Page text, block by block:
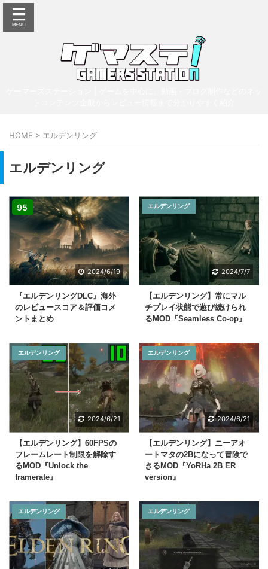
HOME > エルデンリング
エルデンリング
95
2024/6/19
『エルデンリングDLC』海外
のレビュースコア＆評価コメ
ントまとめ
エルデンリング
2024/7/7
【エルデンリング】常にマル
チプレイ状態で遊び続けられ
るMOD『Seamless Co-op』
エルデンリング
2024/6/21
【エルデンリング】60FPSの
フレームレート制限を解除す
るMOD『Unlock the
framerate』
エルデンリング
2024/6/21
【エルデンリング】ニーアオ
ートマタの2Bになって冒険で
きるMOD『YoRHa 2B ER
version』
エルデンリング エルデンリング